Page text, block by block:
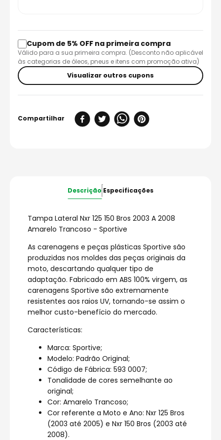
Cupom de 5% OFF na primeira compra
Válido para a sua primeira compra. (Desconto não aplicável
às categorias de óleos, pneus e itens com promoção ativa)
Visualizar outros cupons
Descrição Especificações
Tampa Lateral Nxr 125 150 Bros 2003 A 2008
Amarelo Trancoso - Sportive
As carenagens e peças plásticas Sportive são
produzidas nos moldes das peças originais da
moto, descartando qualquer tipo de
adaptação. Fabricado em ABS 100% virgem, as
carenagens Sportive são extremamente
resistentes aos raios UV, tornando-se assim o
melhor custo-benefício do mercado.
Características:
Marca: Sportive;
Modelo: Padrão Original;
Código de Fábrica: 593 0007;
Tonalidade de cores semelhante ao
original;
Cor: Amarelo Trancoso;
Cor referente a Moto e Ano: Nxr 125 Bros
(2003 até 2005) e Nxr 150 Bros (2003 até
2008).